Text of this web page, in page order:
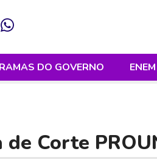
DO GOVERNO ENEM
de Corte